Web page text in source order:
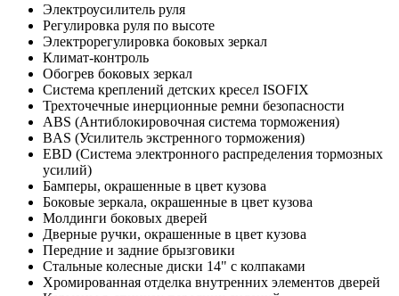
Электроусилитель руля
Регулировка руля по высоте
Электрорегулировка боковых зеркал
Климат-контроль
Обогрев боковых зеркал
Система креплений детских кресел ISOFIX
Трехточечные инерционные ремни безопасности
ABS (Антиблокировочная система торможения)
BAS (Усилитель экстренного торможения)
EBD (Система электронного распределения тормозных
усилий)
Бамперы, окрашенные в цвет кузова
Боковые зеркала, окрашенные в цвет кузова
Молдинги боковых дверей
Дверные ручки, окрашенные в цвет кузова
Передние и задние брызговики
Стальные колесные диски 14" с колпаками
Хромированная отделка внутренних элементов дверей